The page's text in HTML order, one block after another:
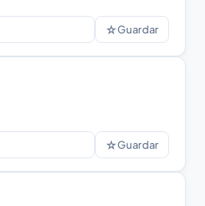
☆Guardar
☆Guardar